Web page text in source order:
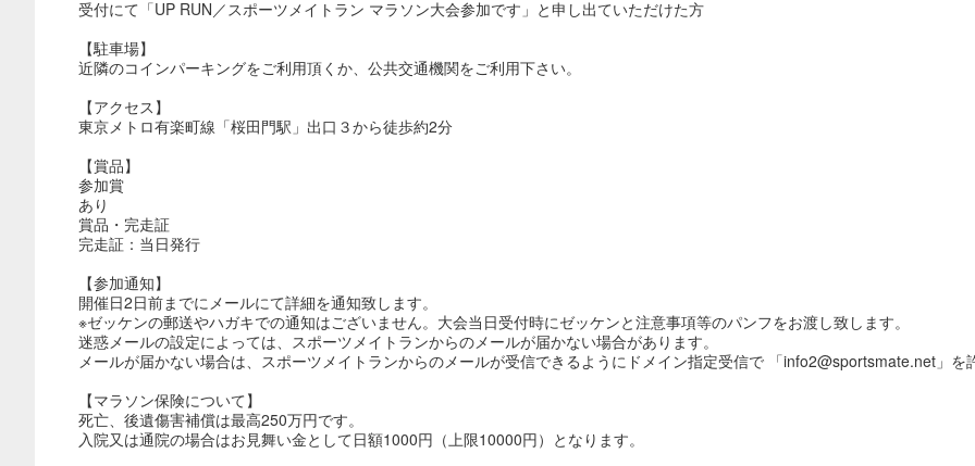
受付にて「UP RUN／スポーツメイトラン マラソン大会参加です」と申し出ていただけた方
【駐車場】
近隣のコインパーキングをご利用頂くか、公共交通機関をご利用下さい。
【アクセス】
東京メトロ有楽町線「桜田門駅」出口３から徒歩約2分
【賞品】
参加賞
あり
賞品・完走証
完走証：当日発行
【参加通知】
開催日2日前までにメールにて詳細を通知致します。
※ゼッケンの郵送やハガキでの通知はございません。大会当日受付時にゼッケンと注意事項等のパンフをお渡し致します。
迷惑メールの設定によっては、スポーツメイトランからのメールが届かない場合があります。
メールが届かない場合は、スポーツメイトランからのメールが受信できるようにドメイン指定受信で 「info2@sportsmate.net」を
【マラソン保険について】
死亡、後遺傷害補償は最高250万円です。
入院又は通院の場合はお見舞い金として日額1000円（上限10000円）となります。